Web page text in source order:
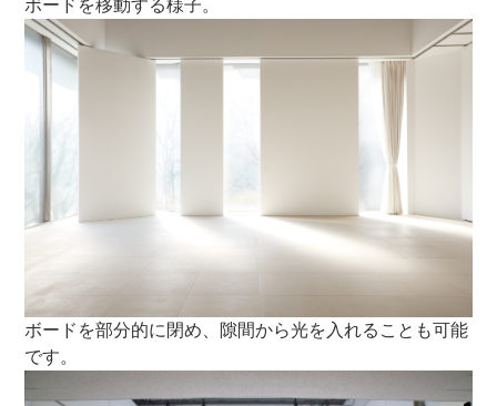
ボードを移動する様子。
ボードを部分的に閉め、隙間から光を入れることも可能
です。